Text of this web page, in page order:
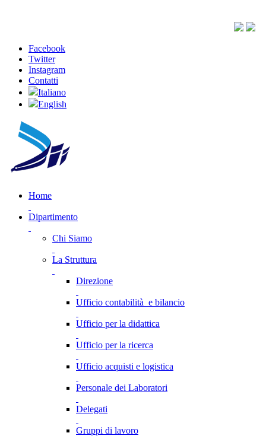
Facebook
Twitter
Instagram
Contatti
Italiano
English
Home
Dipartimento
Chi Siamo
La Struttura
Direzione
Ufficio contabilità e bilancio
Ufficio per la didattica
Ufficio per la ricerca
Ufficio acquisti e logistica
Personale dei Laboratori
Delegati
Gruppi di lavoro